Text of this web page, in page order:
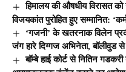
हिमालय की औषधीय विरासत को
विजयकांत पुरोहित हुए सम्मानित:
‘गजनी’ के खतरनाक विलेन
जंग हारे दिग्गज अभिनेता,
बॉम्बे हाई कोर्ट से नितिन